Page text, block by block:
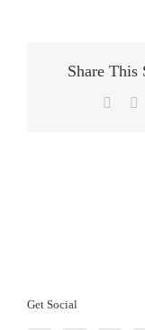
Share This
Get Social